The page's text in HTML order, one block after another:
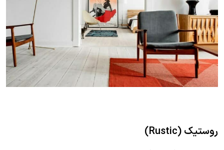
روستیک (Rustic)